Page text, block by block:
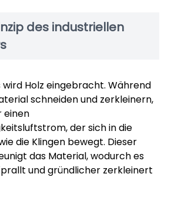
des industriellen
wird Holz eingebracht. Während
schneiden und zerkleinern,
einen
der sich in die
die Klingen bewegt. Dieser
das Material, wodurch es
und gründlicher zerkleinert